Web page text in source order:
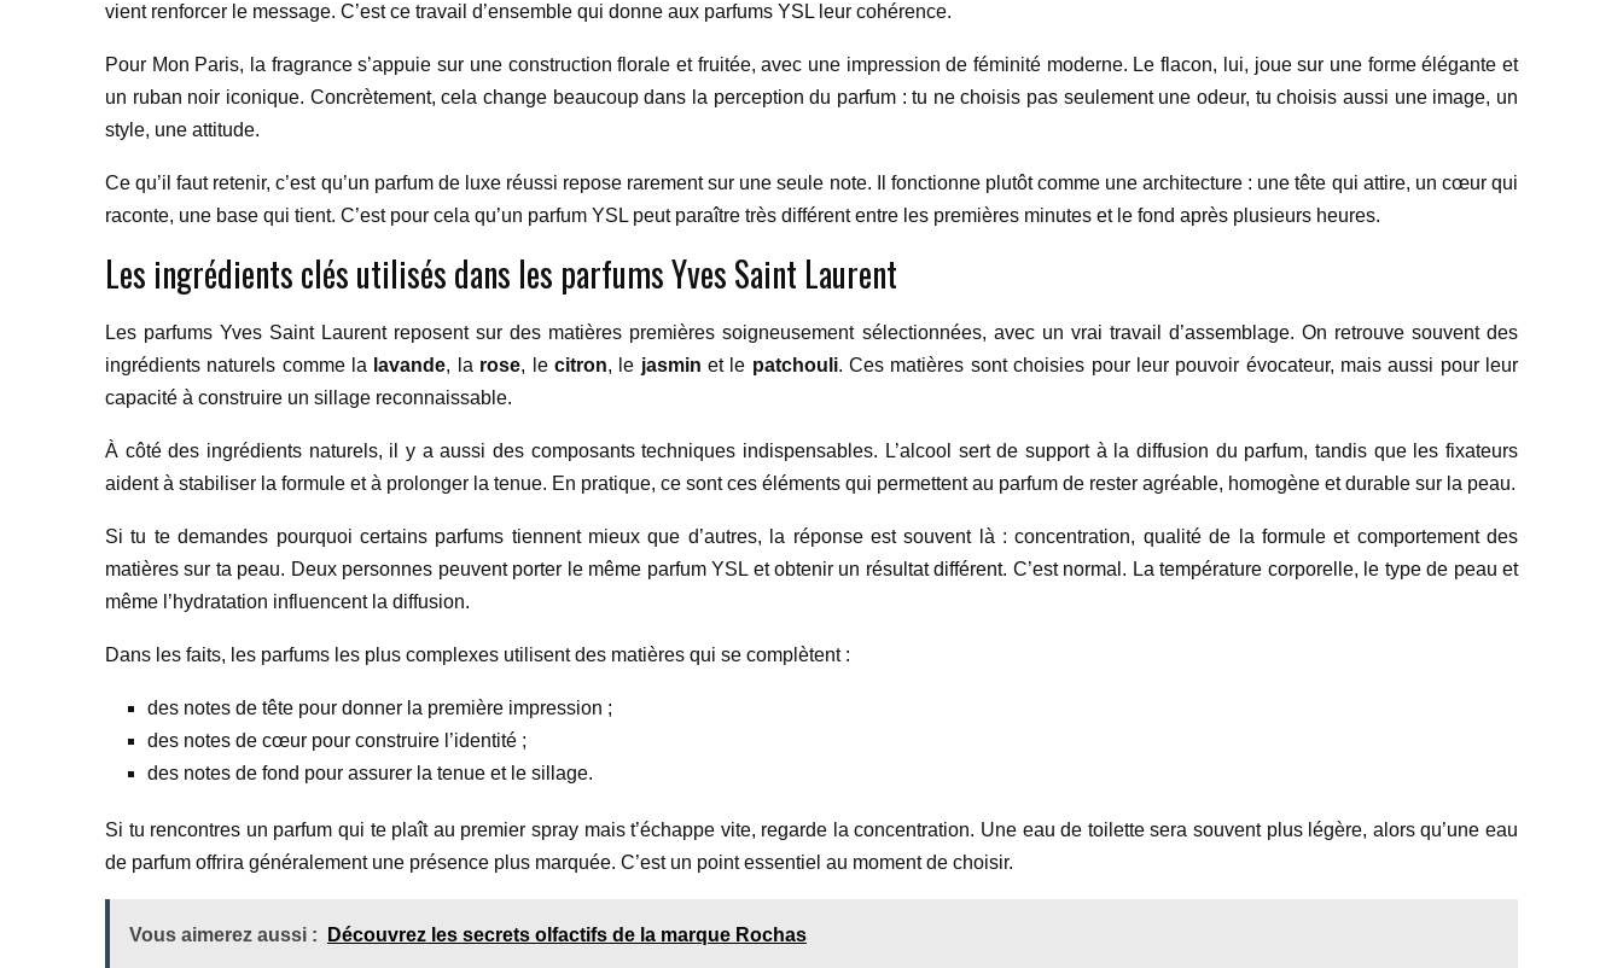
vient renforcer le message. C’est ce travail d’ensemble qui donne aux parfums YSL leur cohérence.
Pour Mon Paris, la fragrance s’appuie sur une construction florale et fruitée, avec une impression de féminité moderne. Le flacon, lui, joue sur une forme élégante et
un ruban noir iconique. Concrètement, cela change beaucoup dans la perception du parfum : tu ne choisis pas seulement une odeur, tu choisis aussi une image, un
style, une attitude.
Ce qu’il faut retenir, c’est qu’un parfum de luxe réussi repose rarement sur une seule note. Il fonctionne plutôt comme une architecture : une tête qui attire, un cœur qui
raconte, une base qui tient. C’est pour cela qu’un parfum YSL peut paraître très différent entre les premières minutes et le fond après plusieurs heures.
Les ingrédients clés utilisés dans les parfums Yves Saint Laurent
Les parfums Yves Saint Laurent reposent sur des matières premières soigneusement sélectionnées, avec un vrai travail d’assemblage. On retrouve souvent des
ingrédients naturels comme la lavande, la rose, le citron, le jasmin et le patchouli. Ces matières sont choisies pour leur pouvoir évocateur, mais aussi pour leur
capacité à construire un sillage reconnaissable.
À côté des ingrédients naturels, il y a aussi des composants techniques indispensables. L’alcool sert de support à la diffusion du parfum, tandis que les fixateurs
aident à stabiliser la formule et à prolonger la tenue. En pratique, ce sont ces éléments qui permettent au parfum de rester agréable, homogène et durable sur la peau.
Si tu te demandes pourquoi certains parfums tiennent mieux que d’autres, la réponse est souvent là : concentration, qualité de la formule et comportement des
matières sur ta peau. Deux personnes peuvent porter le même parfum YSL et obtenir un résultat différent. C’est normal. La température corporelle, le type de peau et
même l’hydratation influencent la diffusion.
Dans les faits, les parfums les plus complexes utilisent des matières qui se complètent :
des notes de tête pour donner la première impression ;
des notes de cœur pour construire l’identité ;
des notes de fond pour assurer la tenue et le sillage.
Si tu rencontres un parfum qui te plaît au premier spray mais t’échappe vite, regarde la concentration. Une eau de toilette sera souvent plus légère, alors qu’une eau
de parfum offrira généralement une présence plus marquée. C’est un point essentiel au moment de choisir.
Vous aimerez aussi : Découvrez les secrets olfactifs de la marque Rochas